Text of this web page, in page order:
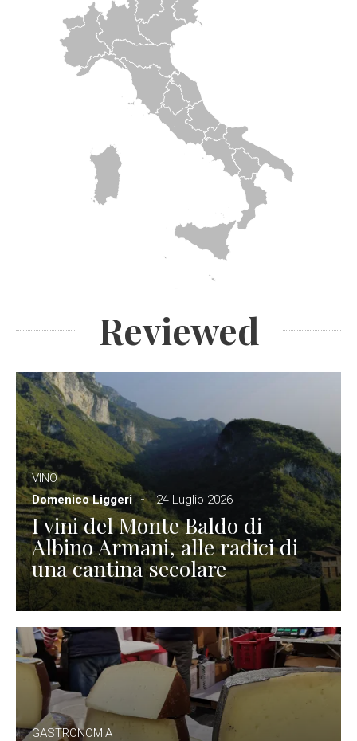
Reviewed
VINO
Domenico Liggeri
24 Luglio 2026
I vini del Monte Baldo di
Albino Armani, alle radici di
una cantina secolare
GASTRONOMIA